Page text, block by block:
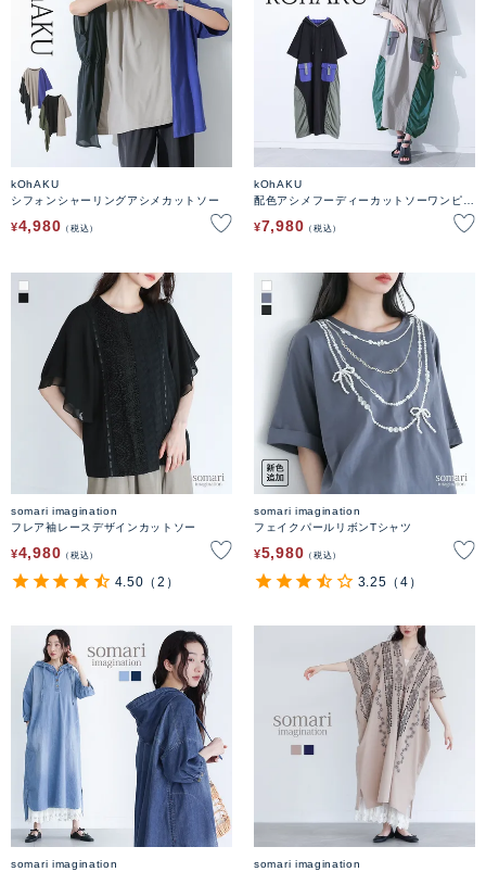
kOhAKU
シフォンシャーリングアシメカットソー
¥4,980 税込
kOhAKU
配色アシメフーディーカットソーワンピー
¥7,980 税込
somari imagination
フレア袖レースデザインカットソー
¥4,980 税込
4.50 （2）
somari imagination
フェイクパールリボンTシャツ
¥5,980 税込
3.25 （4）
somari imagination
somari imagination